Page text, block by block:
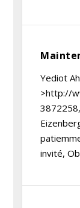
Yediot
>http://
invité,